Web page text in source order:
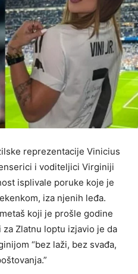
reprezentacije Vinicius
i voditeljici Virginiji
isplivale poruke koje je
iza njenih leđa.
koji je prošle godine
Zlatnu loptu izjavio je da
“bez laži, bez svađa,